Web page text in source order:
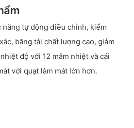
năng tự động điều chỉnh, kiểm
băng tải chất lượng cao, giảm
độ với 12 mâm nhiệt và cải
với quạt làm mát lớn hơn.